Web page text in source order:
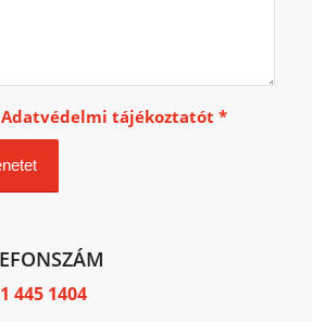
Adatvédelmi tájékoztatót *
445 1404